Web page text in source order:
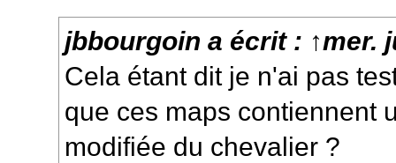
jbbourgoin a écrit : ↑mer.
Cela étant dit je n'ai pas
que ces maps contiennent
modifiée du chevalier ?